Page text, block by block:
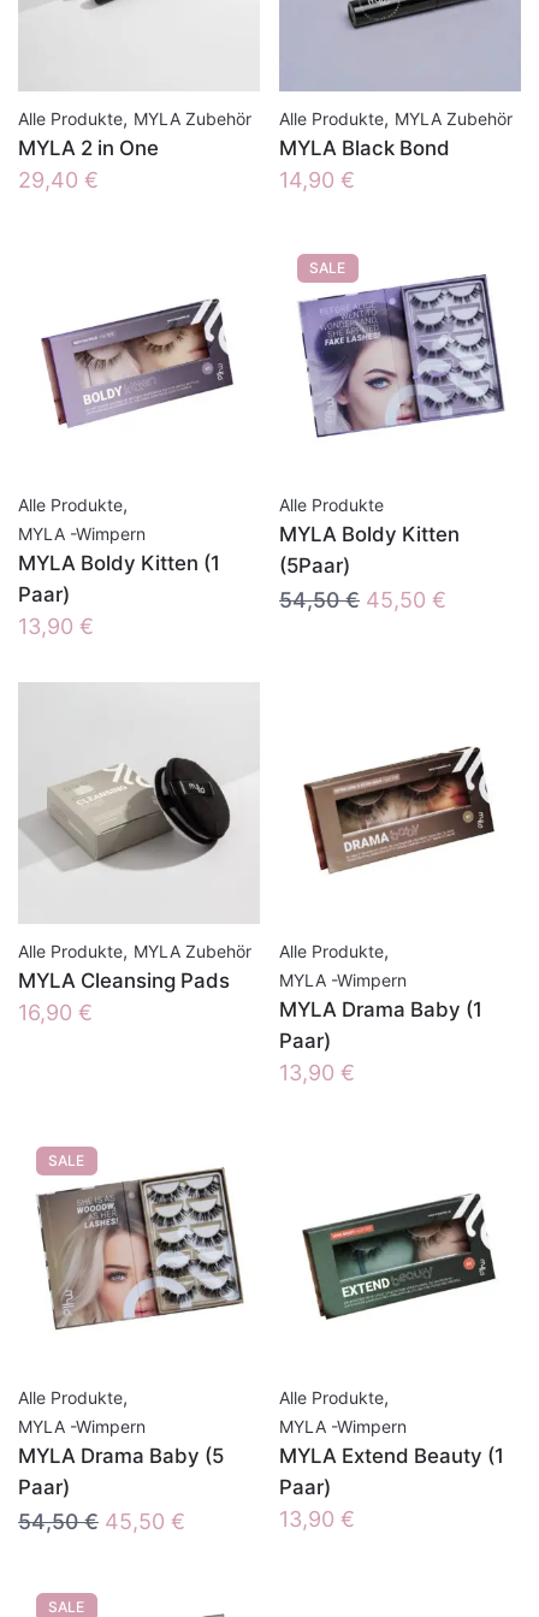
Alle Produkte, MYLA Zubehör
MYLA 2 in One
29,40 €
Alle Produkte, MYLA Zubehör
MYLA Black Bond
14,90 €
Alle Produkte,
MYLA -Wimpern
MYLA Boldy Kitten (1
Paar)
13,90 €
SALE
Alle Produkte
MYLA Boldy Kitten
(5Paar)
54,50€ Ursprünglicher
45,50 €
Alle Produkte, MYLA Zubehör
MYLA Cleansing Pads
16,90 €
Alle Produkte,
MYLA -Wimpern
MYLA Drama Baby (1
Paar)
13,90 €
SALE
Alle Produkte,
MYLA -Wimpern
MYLA Drama Baby (5
Paar)
54,50€ Ursprünglicher
45,50 €
Alle Produkte,
MYLA -Wimpern
MYLA Extend Beauty (1
Paar)
13,90 €
SALE